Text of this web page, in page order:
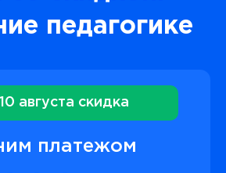
педагогике
августа скидка
платежом